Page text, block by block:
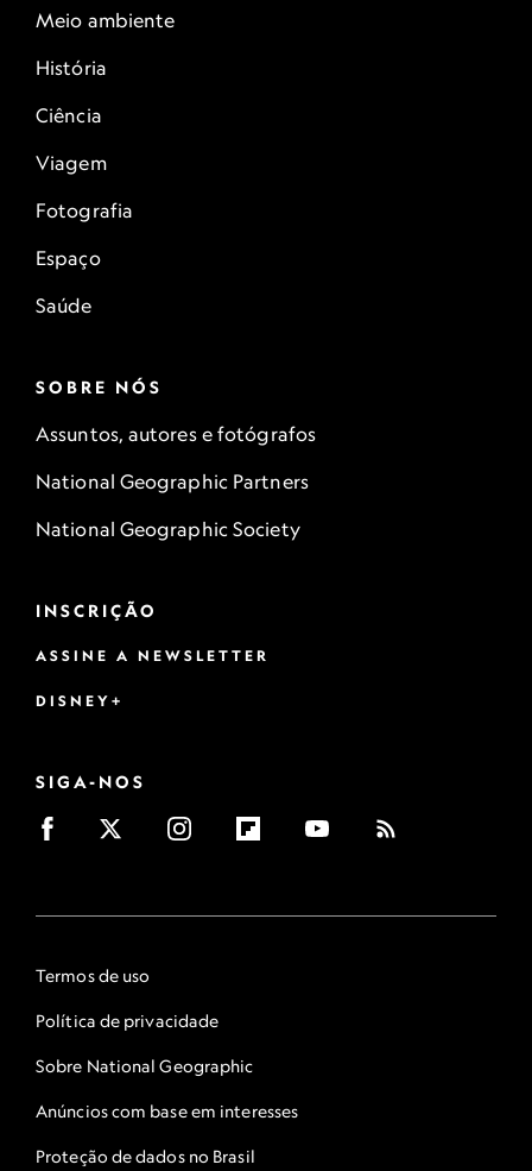
Meio ambiente
História
Ciência
Viagem
Fotografia
Espaço
Saúde
SOBRE NÓS
Assuntos, autores e fotógrafos
National Geographic Partners
National Geographic Society
INSCRIÇÃO
ASSINE A NEWSLETTER
DISNEY+
SIGA-NOS
Termos de uso
Política de privacidade
Sobre National Geographic
Anúncios com base em interesses
Proteção de dados no Brasil